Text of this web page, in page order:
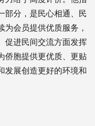
部分，是民心相通、民
会员提供优质服务，
促进民间交流方面发挥
侨胞提供更优质、更贴
发展创造更好的环境和